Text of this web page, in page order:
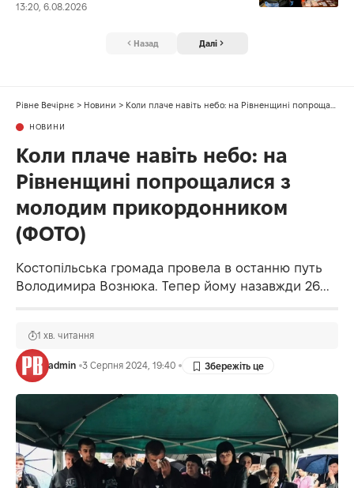
13:20, 6.08.2026
Назад Далі
Рівне Вечірнє > Новини > Коли плаче навіть небо: на Рівненщині попрощалися з молодим прикордонником (ФОТО)
НОВИНИ
Коли плаче навіть небо: на
Рівненщині попрощалися з
молодим прикордонником
(ФОТО)
Костопільська громада провела в останню путь
Володимира Вознюка. Тепер йому назавжди 26...
admin 3 Серпня 2024, 19:40
1 хв. читання